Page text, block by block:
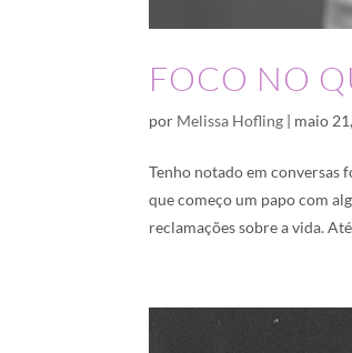
FOCO NO
por Melissa Hofling | maio
Tenho notado em conversas
que começo um papo com
reclamações sobre a vida.